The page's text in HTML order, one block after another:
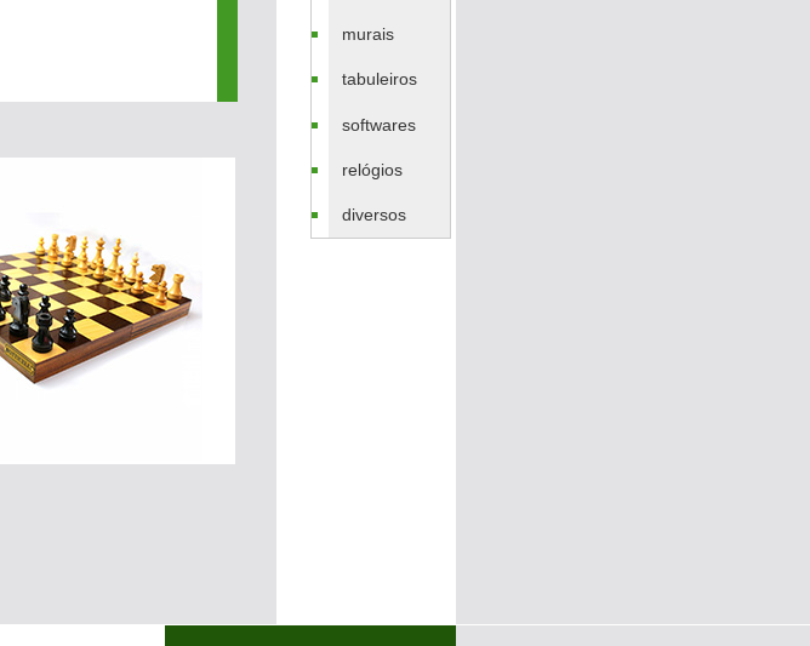
murais
tabuleiros
softwares
relógios
diversos